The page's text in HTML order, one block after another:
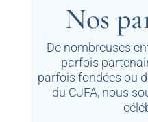
Nos
De nombreuses
parfois
parfois fondées ou
du CJFA, nous